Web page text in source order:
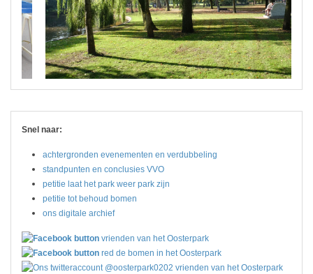
Snel naar:
achtergronden evenementen en verdubbeling
standpunten en conclusies VVO
petitie laat het park weer park zijn
petitie tot behoud bomen
ons digitale archief
vrienden van het Oosterpark
red de bomen in het Oosterpark
vrienden van het Oosterpark